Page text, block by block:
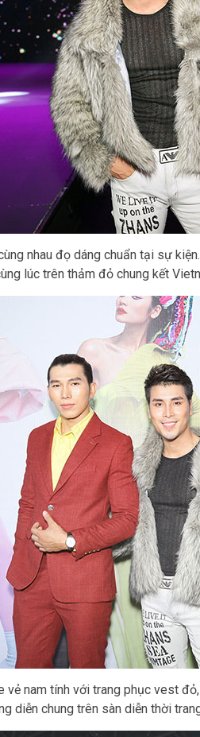
nhau đọ dáng chuẩn tại sự
lúc trên thảm đỏ chung kết
vẻ nam tính với trang phục vest
diễn chung trên sàn diễn thời